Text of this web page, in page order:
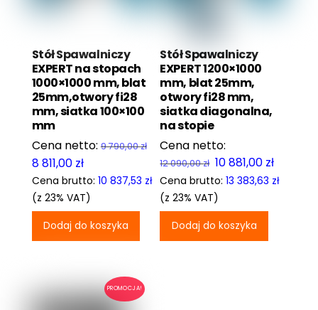
Stół Spawalniczy
EXPERT na stopach
1000×1000 mm, blat
25mm,otwory fi28
mm, siatka 100×100
mm
9 790,00zł
Pierwotna
cena
wynosiła:
9
790,00 zł.
8 811,00 złAktualna
cena
wynosi:
8
811,00 zł.
Cena brutto: 10 837,53 zł
(z 23% VAT)
Dodaj do koszyka
Stół Spawalniczy
EXPERT 1200×1000
mm, blat 25mm,
otwory fi28 mm,
siatka diagonalna,
na stopie
12 090,00zł Pierwotna
cena
wynosiła:
12
090,00 zł.
10 881,00 zł
cena
Cena brutto:13 383,63 zł
(z 23% VAT)
Dodaj do koszyka
PROMOCJA!